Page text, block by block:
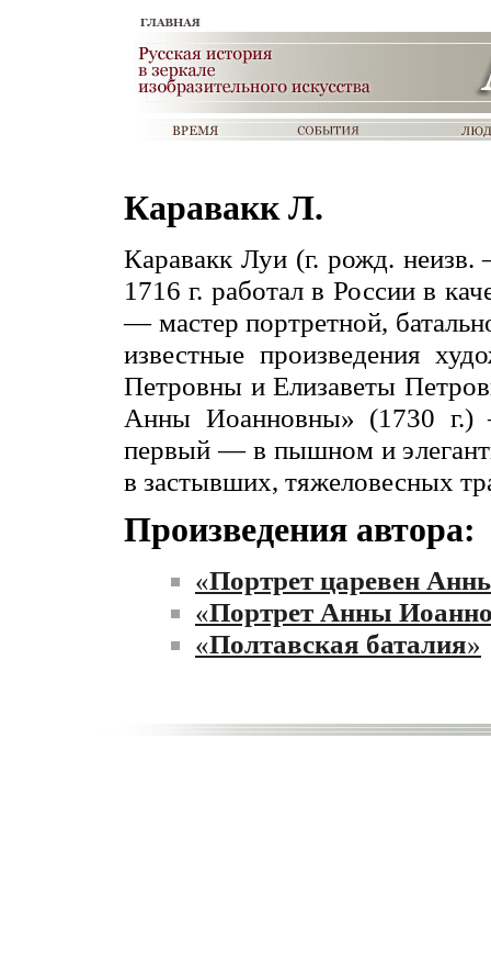
Каравакк Л.
Каравакк Луи (г. рожд.
1716 г. работал в России в
— мастер портретной,
известные произведения
Петровны и Елизаветы
Анны Иоанновны» (1730 г.)
первый — в пышном и
в застывших, тяжеловесных
Произведения автора:
«Портрет царевен
«Портрет Анны
«Полтавская баталия»